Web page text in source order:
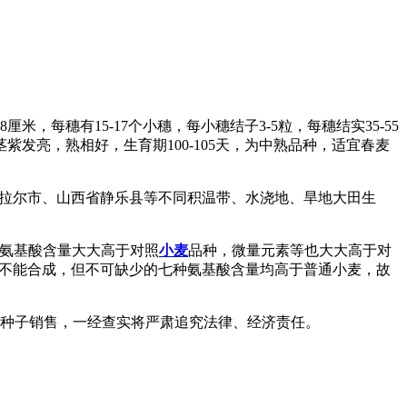
厘米，每穗有15-17个小穗，每小穗结子3-5粒，每穗结实35-55
发亮，熟相好，生育期100-105天，为中熟品种，适宜春麦
尔市、山西省静乐县等不同积温带、水浇地、旱地大田生
基酸含量大大高于对照小麦品种，微量元素等也大大高于对
能合成，但不可缺少的七种氨基酸含量均高于普通小麦，故
子销售，一经查实将严肃追究法律、经济责任。